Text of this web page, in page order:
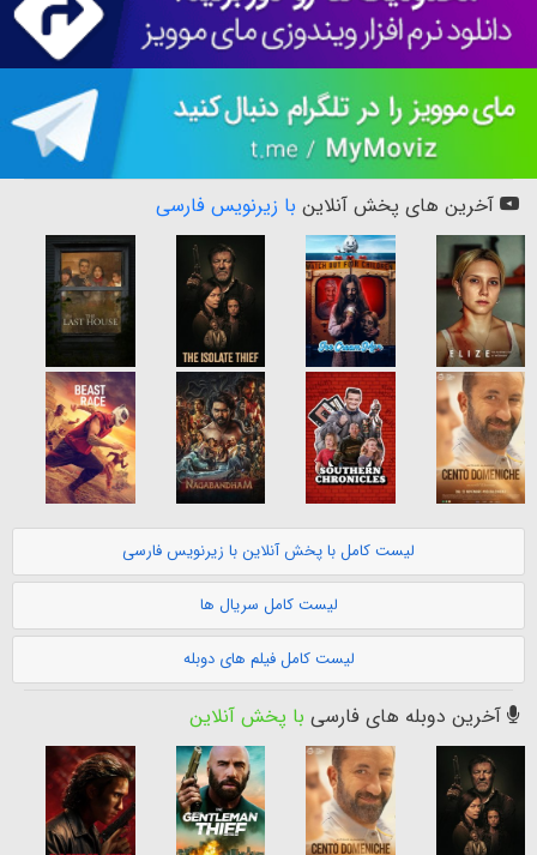
آخرین های پخش آنلاین با زیرنویس فارسی
لیست کامل با پخش آنلاین با زیرنویس فارسی
لیست کامل سریال ها
لیست کامل فیلم های دوبله
آخرین دوبله های فارسی با پخش آنلاین